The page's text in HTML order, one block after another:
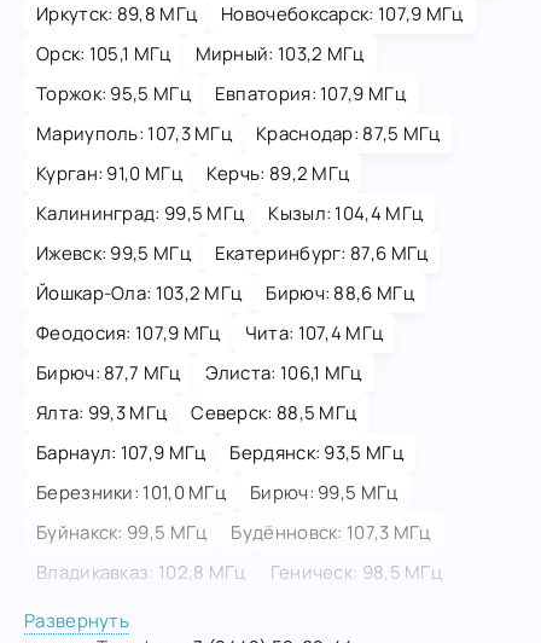
Иркутск: 89,8 МГц
Новочебоксарск: 107,9 МГц
Орск: 105,1 МГц
Мирный: 103,2 МГц
Торжок: 95,5 МГц
Евпатория: 107,9 МГц
Мариуполь: 107,3 МГц
Краснодар: 87,5 МГц
Курган: 91,0 МГц
Керчь: 89,2 МГц
Калининград: 99,5 МГц
Кызыл: 104,4 МГц
Ижевск: 99,5 МГц
Екатеринбург: 87,6 МГц
Йошкар-Ола: 103,2 МГц
Бирюч: 88,6 МГц
Феодосия: 107,9 МГц
Чита: 107,4 МГц
Бирюч: 87,7 МГц
Элиста: 106,1 МГц
Ялта: 99,3 МГц
Северск: 88,5 МГц
Барнаул: 107,9 МГц
Бердянск: 93,5 МГц
Березники: 101,0 МГц
Бирюч: 99,5 МГц
Буйнакск: 99,5 МГц
Будённовск: 107,3 МГц
Владикавказ: 102,8 МГц
Геническ: 98,5 МГц
Дербент: 98,4 МГц
Развернуть